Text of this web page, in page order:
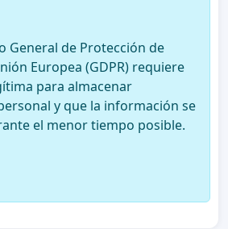
General de Protección de
Europea (GDPR) requiere
para almacenar
y que la información se
el menor tiempo posible.